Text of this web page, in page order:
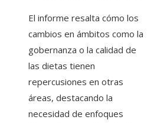
El informe resalta cómo los
cambios en ámbitos como la
gobernanza o la calidad de
las dietas tienen
repercusiones en otras
áreas, destacando la
necesidad de enfoques